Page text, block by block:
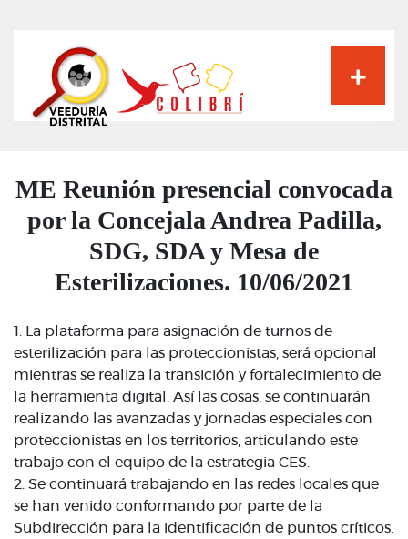
principal
ME Reunión presencial convocada
por la Concejala Andrea Padilla,
SDG, SDA y Mesa de
Esterilizaciones. 10/06/2021
1. La plataforma para asignación de turnos de
esterilización para las proteccionistas, será opcional
mientras se realiza la transición y fortalecimiento de
la herramienta digital. Así las cosas, se continuarán
realizando las avanzadas y jornadas especiales con
proteccionistas en los territorios, articulando este
trabajo con el equipo de la estrategia CES.
2. Se continuará trabajando en las redes locales que
se han venido conformando por parte de la
Subdirección para la identificación de puntos críticos.